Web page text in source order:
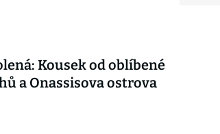
Kousek od oblíbené
a Onassisova ostrova